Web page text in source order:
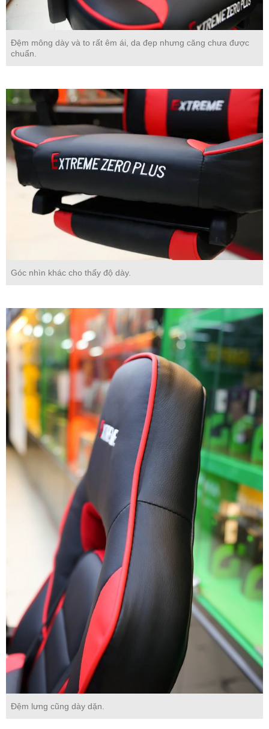
Đệm mông dày và to rất êm ái, da đẹp nhưng căng chưa được
chuẩn.
Góc nhìn khác cho thấy độ dày.
Đệm lưng cũng dày dặn.